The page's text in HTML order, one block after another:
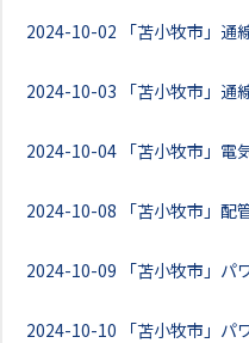
2024-10-02 「苫小牧市」通
2024-10-03 「苫小牧市」通
2024-10-04 「苫小牧市」電
2024-10-08 「苫小牧市」配
2024-10-09 「苫小牧市」パ
2024-10-10 「苫小牧市」パ